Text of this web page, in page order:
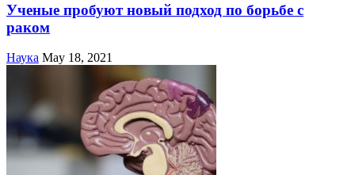
Ученые пробуют новый подход по борьбе с
раком
Наука May 18, 2021